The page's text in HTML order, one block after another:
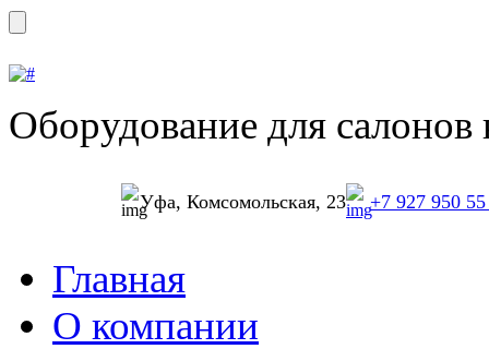
Оборудование для
Уфа, Комсомольская, 23 +7 927 950
Главная
О компании